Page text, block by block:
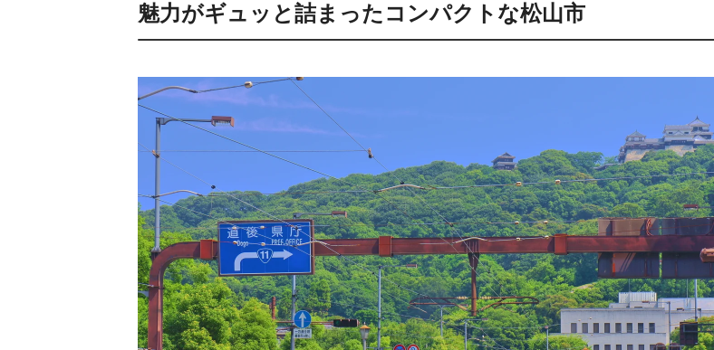
魅力がギュッと詰まったコンパクトな松山市